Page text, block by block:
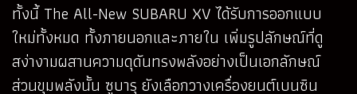
ทั้งนี้ The All-New SUBARU XV ได้รับการออกแบบ
ใหม่ทั้งหมด ทั้งภายนอกและภายใน เพิ่มรูปลักษณ์ที่ดู
สง่างามผสานความดุดันทรงพลังอย่างเป็นเอกลักษณ์
ส่วนขุมพลังนั้น ซูบารุ ยังเลือกวางเครื่องยนต์เบนซิน